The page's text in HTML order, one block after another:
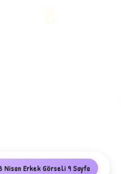
Nisan Erkek Görseli 9 Sayfa